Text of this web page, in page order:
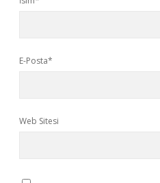
E-Posta*
Web Sitesi